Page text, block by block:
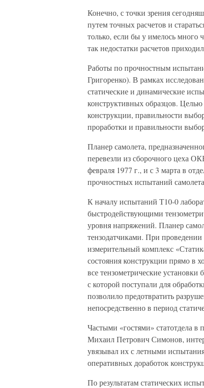
Конечно, с точки зрения
путем точных расчетов и
только, если бы у имелось много
так недостатки расчетов
Работы по прочностным
Григоренко). В рамках
статические и динамические
конструктивных образцов. Целью
конструкции, правильности
проработки и правильности
Планер самолета,
перевезли из сборочного цеха
февраля 1977 г., и с 3 марта в
прочностных испытаний
К началу испытаний Т10-0
быстродействующими
уровня напряжений. Планер
тензодатчиками. При
измерительный комплекс
состояния конструкции прямо в
все тензометрические
с которой поступали для
позволило предотвратить
непосредственно в период
Частыми «гостями» статотдела
Михаил Петрович Симонов,
увязывал их с летными
оперативных доработок
По результатам статических